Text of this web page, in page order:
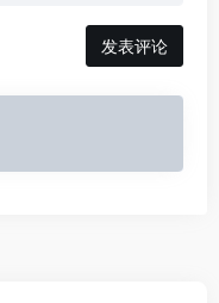
发表评论